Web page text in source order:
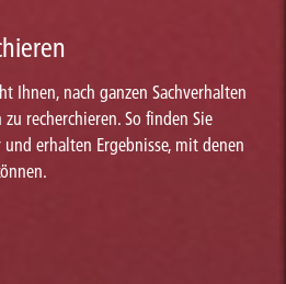
Ihnen, nach ganzen Sachverhalten
recherchieren. So finden Sie
erhalten Ergebnisse, mit denen